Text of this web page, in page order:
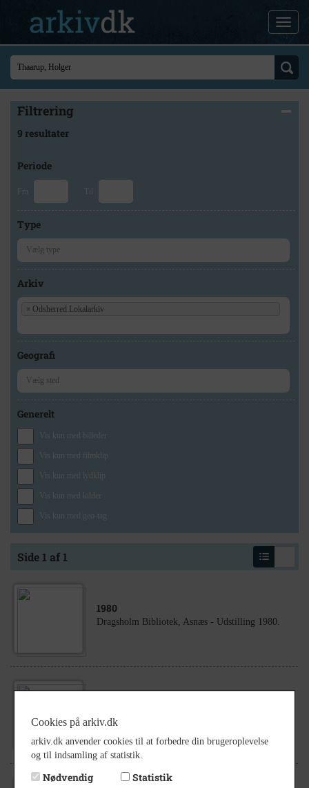
Filtrering
9 resultater
Periode
Fra Til
Type
Arkiv
× Odsherred Lokalarkiv
Geografi
Generelt
Vis kun med billeder
Vis kun med filmklip
Vis kun med lydklip
Vis kun med kilder
Vis kun med geo-tag
Side 1 af 1
1980
Dragsholm Bibliotek, Asnæs - Udstilling 1980.
Høve - Vandretur 11.06.1986
Cookies på arkiv.dk
arkiv.dk anvender cookies til at forbedre din brugeroplevelse
og til indsamling af statistik.
Nødvendig
Statistik